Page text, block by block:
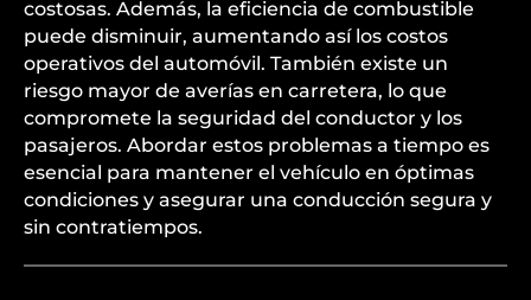
costosas. Además, la eficiencia de combustible
puede disminuir, aumentando así los costos
operativos del automóvil. También existe un
riesgo mayor de averías en carretera, lo que
compromete la seguridad del conductor y los
pasajeros. Abordar estos problemas a tiempo es
esencial para mantener el vehículo en óptimas
condiciones y asegurar una conducción segura y
sin contratiempos.